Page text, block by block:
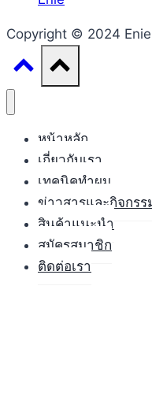
Copyright © 2024
หน้าหลัก
เกี่ยวกับเรา
เทคนิคทำผม
ข่าวสารและกิจกรร
สินค้าแนะนำ
สมัครสมาชิก
ติดต่อเรา